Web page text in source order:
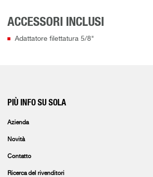
ACCESSORI INCLUSI
Adattatore filettatura 5/8"
PIÙ INFO SU SOLA
Azienda
Novità
Contatto
Ricerca del rivenditori